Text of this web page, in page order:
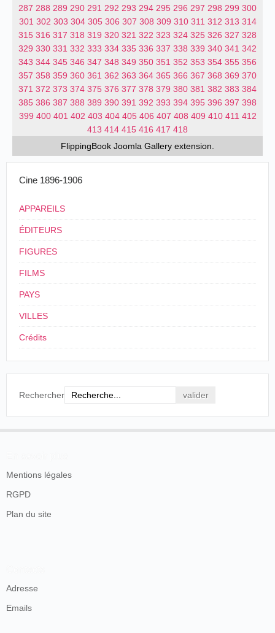
287 288 289 290 291 292 293 294 295 296 297 298 299 300
301 302 303 304 305 306 307 308 309 310 311 312 313 314
315 316 317 318 319 320 321 322 323 324 325 326 327 328
329 330 331 332 333 334 335 336 337 338 339 340 341 342
343 344 345 346 347 348 349 350 351 352 353 354 355 356
357 358 359 360 361 362 363 364 365 366 367 368 369 370
371 372 373 374 375 376 377 378 379 380 381 382 383 384
385 386 387 388 389 390 391 392 393 394 395 396 397 398
399 400 401 402 403 404 405 406 407 408 409 410 411 412
413 414 415 416 417 418
FlippingBook Joomla Gallery extension.
Cine 1896-1906
APPAREILS
ÉDITEURS
FIGURES
FILMS
PAYS
VILLES
Crédits
Rechercher
Mentions légales
RGPD
Plan du site
Adresse
Emails